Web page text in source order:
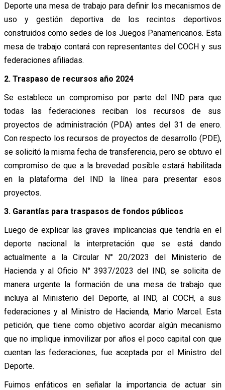
Deporte una mesa de trabajo para definir los mecanismos de
uso y gestión deportiva de los recintos deportivos
construidos como sedes de los Juegos Panamericanos. Esta
mesa de trabajo contará con representantes del COCH y sus
federaciones afiliadas.
2. Traspaso de recursos año 2024
Se establece un compromiso por parte del IND para que
todas las federaciones reciban los recursos de sus
proyectos de administración (PDA) antes del 31 de enero.
Con respecto los recursos de proyectos de desarrollo (PDE),
se solicitó la misma fecha de transferencia, pero se obtuvo el
compromiso de que a la brevedad posible estará habilitada
en la plataforma del IND la línea para presentar esos
proyectos.
3. Garantías para traspasos de fondos públicos
Luego de explicar las graves implicancias que tendría en el
deporte nacional la interpretación que se está dando
actualmente a la Circular N° 20/2023 del Ministerio de
Hacienda y al Oficio N° 3937/2023 del IND, se solicita de
manera urgente la formación de una mesa de trabajo que
incluya al Ministerio del Deporte, al IND, al COCH, a sus
federaciones y al Ministro de Hacienda, Mario Marcel. Esta
petición, que tiene como objetivo acordar algún mecanismo
que no implique inmovilizar por años el poco capital con que
cuentan las federaciones, fue aceptada por el Ministro del
Deporte.
Fuimos enfáticos en señalar la importancia de actuar sin